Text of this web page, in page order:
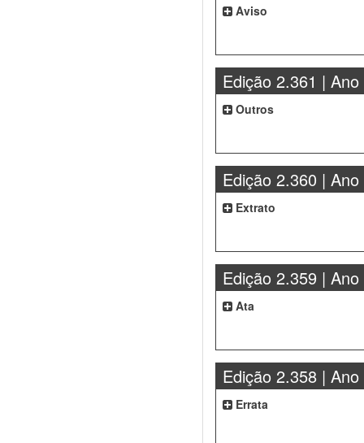
Aviso
Edição 2.361 | Ano
Outros
Edição 2.360 | Ano
Extrato
Edição 2.359 | Ano
Ata
Edição 2.358 | Ano
Errata